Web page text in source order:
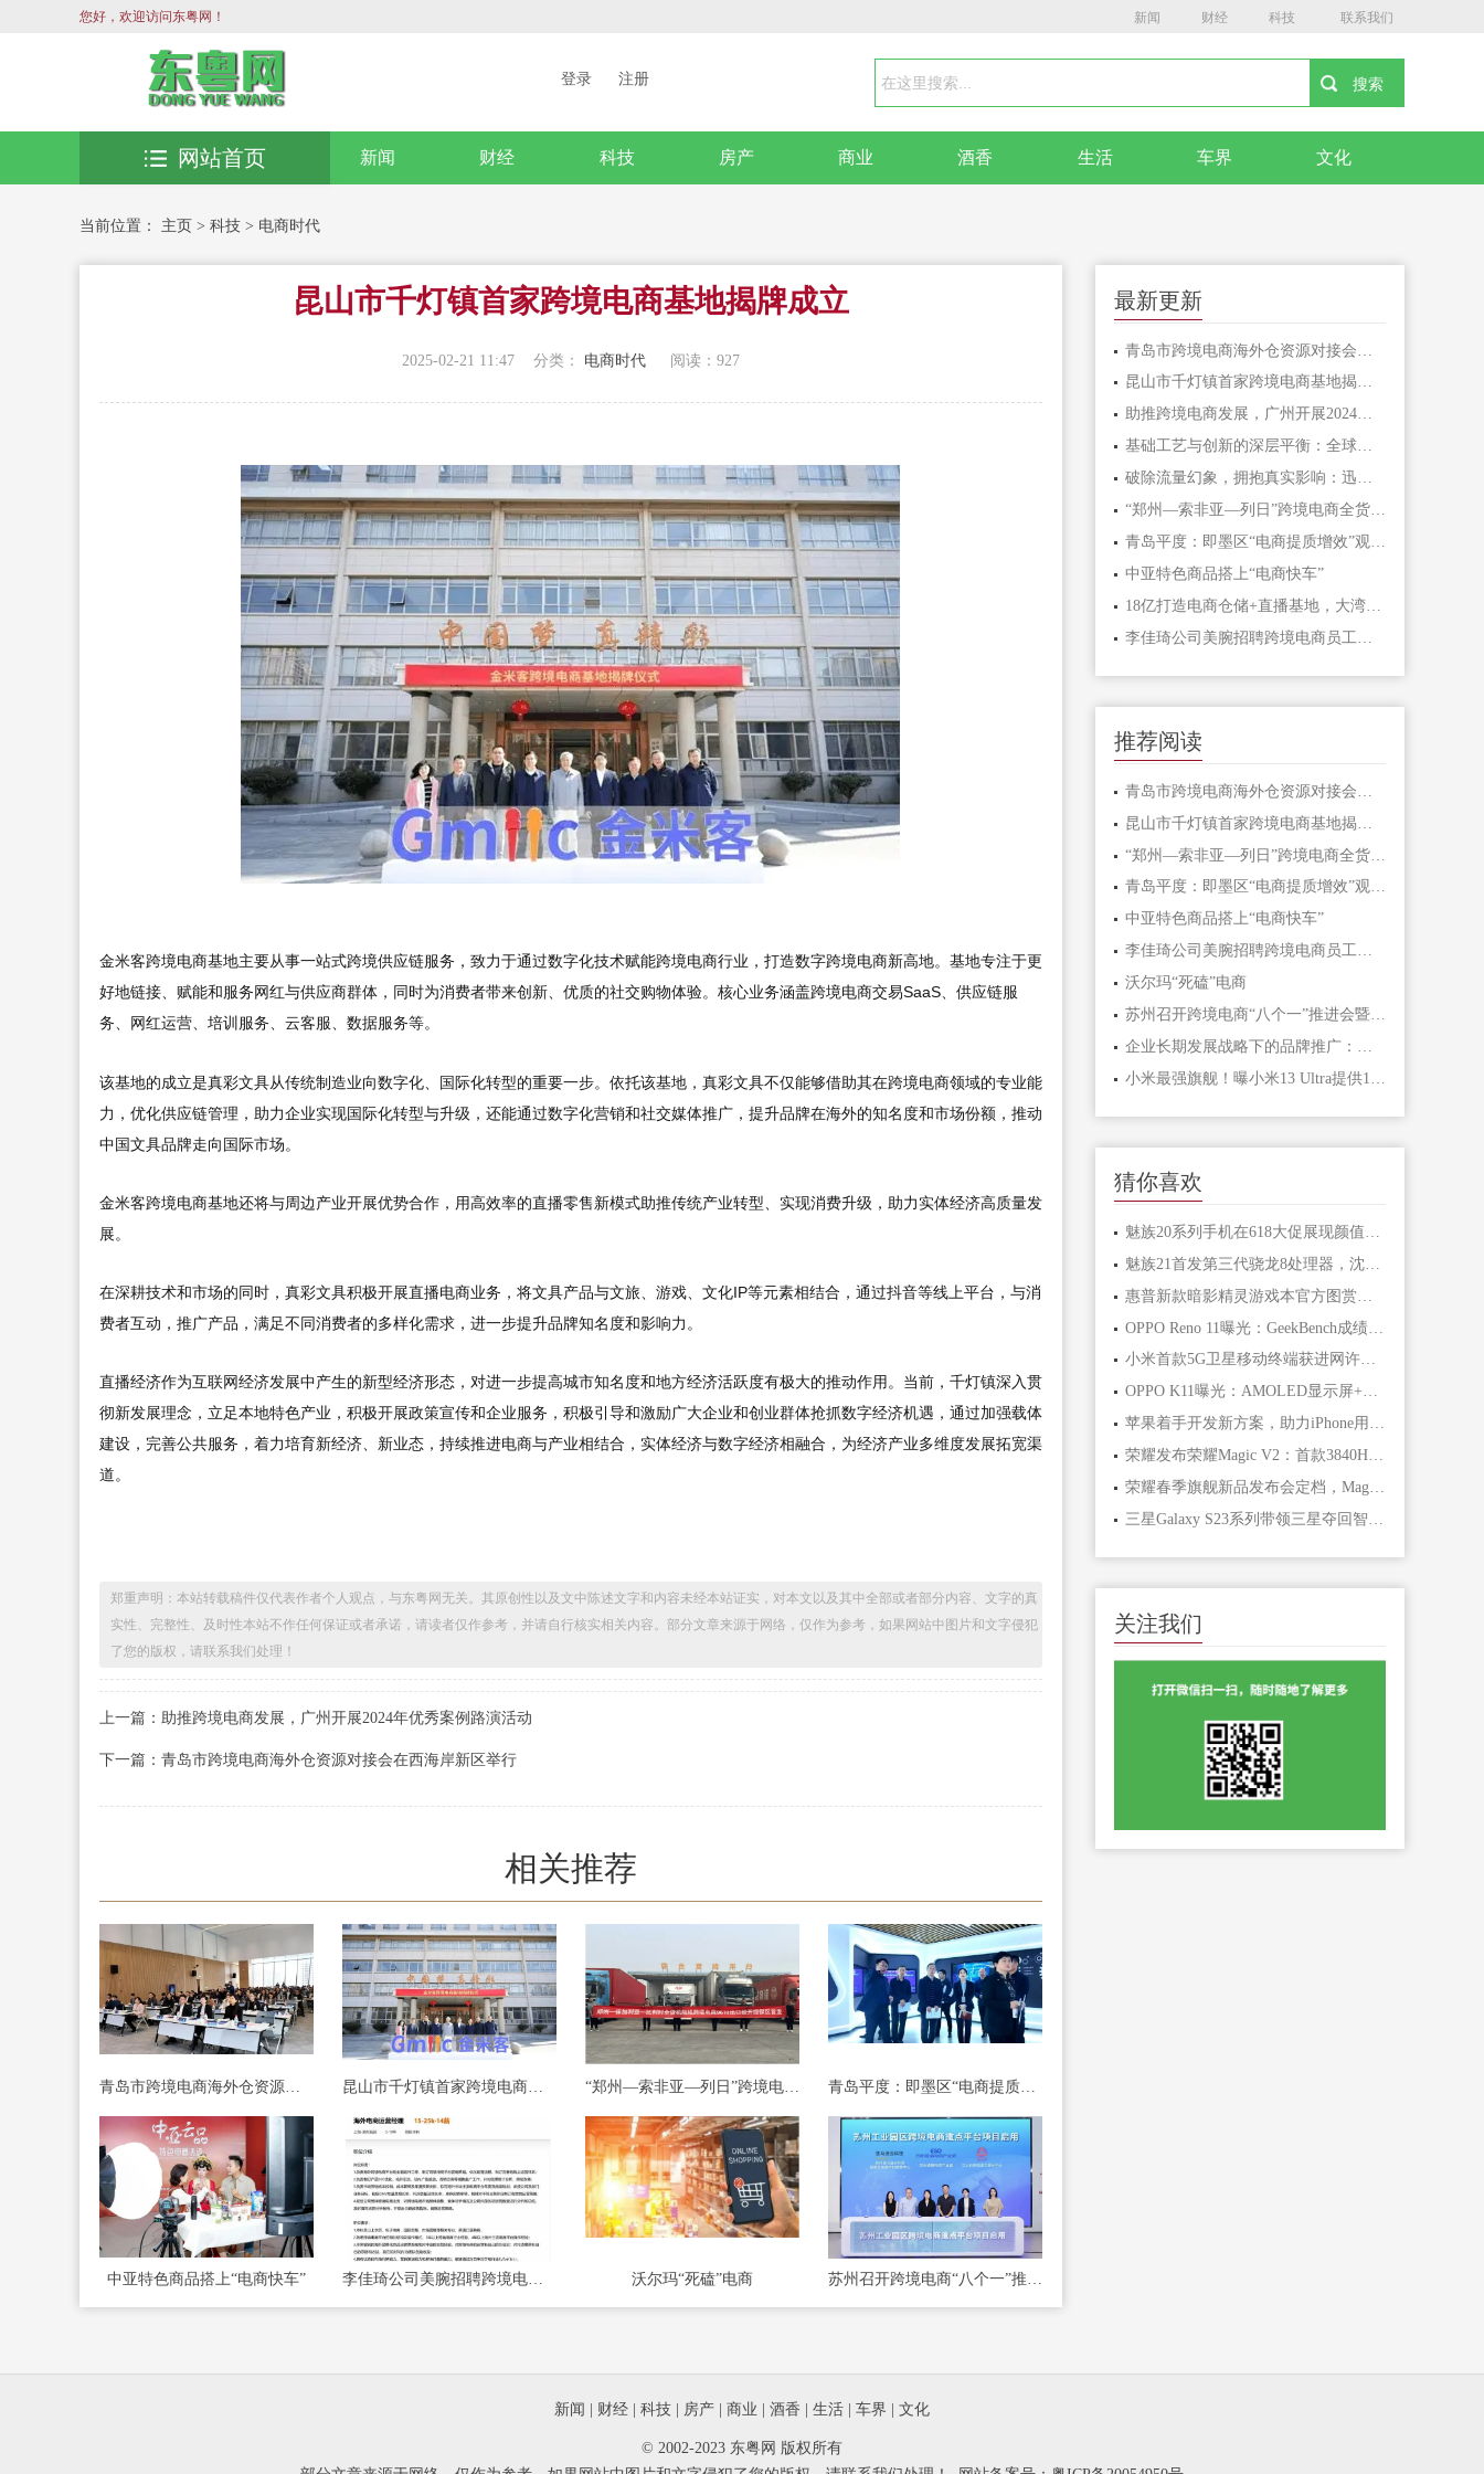
您好，欢迎访问东粤网！ 新闻 财经 科技 联系我们
登录 注册
新闻 财经 科技 房产 商业 酒香 生活 车界 文化
网站首页
当前位置： 主页 > 科技 > 电商时代
昆山市千灯镇首家跨境电商基地揭牌成立
2025-02-21 11:47 分类： 电商时代 阅读： 927
金米客跨境电商基地主要从事一站式跨境供应链服务，致力于通过数字化技术赋能跨境电商行业，打造数字跨境电商新高地。基地专注于更
好地链接、赋能和服务网红与供应商群体，同时为消费者带来创新、优质的社交购物体验。核心业务涵盖跨境电商交易SaaS、供应链服
务、网红运营、培训服务、云客服、数据服务等。
该基地的成立是真彩文具从传统制造业向数字化、国际化转型的重要一步。依托该基地，真彩文具不仅能够借助其在跨境电商领域的专业能
力，优化供应链管理，助力企业实现国际化转型与升级，还能通过数字化营销和社交媒体推广，提升品牌在海外的知名度和市场份额，推动
中国文具品牌走向国际市场。
金米客跨境电商基地还将与周边产业开展优势合作，用高效率的直播零售新模式助推传统产业转型、实现消费升级，助力实体经济高质量发
展。
在深耕技术和市场的同时，真彩文具积极开展直播电商业务，将文具产品与文旅、游戏、文化IP等元素相结合，通过抖音等线上平台，与消
费者互动，推广产品，满足不同消费者的多样化需求，进一步提升品牌知名度和影响力。
直播经济作为互联网经济发展中产生的新型经济形态，对进一步提高城市知名度和地方经济活跃度有极大的推动作用。当前，千灯镇深入贯
彻新发展理念，立足本地特色产业，积极开展政策宣传和企业服务，积极引导和激励广大企业和创业群体抢抓数字经济机遇，通过加强载体
建设，完善公共服务，着力培育新经济、新业态，持续推进电商与产业相结合，实体经济与数字经济相融合，为经济产业多维度发展拓宽渠
道。
郑重声明：本站转载稿件仅代表作者个人观点，与东粤网无关。其原创性以及文中陈述文字和内容未经本站证实，对本文以及其中全部或者部分内容、文字的真
实性、完整性、及时性本站不作任何保证或者承诺，请读者仅作参考，并请自行核实相关内容。部分文章来源于网络，仅作为参考，如果网站中图片和文字侵犯
了您的版权，请联系我们处理！
上一篇：助推跨境电商发展，广州开展2024年优秀案例路演活动
下一篇：青岛市跨境电商海外仓资源对接会在西海岸新区举行
相关推荐
青岛市跨境电商海外仓资源对接会在西海岸新区举行 昆山市千灯镇首家跨境电商基地揭牌成立 “郑州—索非亚—列日”跨境电商全货机航线今日开通 青岛平度：即墨区“电商提质增效”观摩团莅临金蟾数智产业园交流学习
中亚特色商品搭上“电商快车” 李佳琦公司美腕招聘跨境电商员工，外语要求英语，回应了 沃尔玛“死磕”电商
最新更新
昆山市千灯镇首家跨境电商基地揭牌成立
助推跨境电商发展，广州开展2024年优秀案例路演活动
基础工艺与创新的深层平衡：全球服装市场的再思考与长期发展
破除流量幻象，拥抱真实影响：迅腾文化护航品牌从流量驱动到信息为先
“郑州—索非亚—列日”跨境电商全货机航线今日开通
青岛平度：即墨区“电商提质增效”观摩团莅临金蟾数智产业园交流学习
中亚特色商品搭上“电商快车”
18亿打造电商仓储+直播基地，大湾区库存交易中心落户厚街
推荐阅读
“郑州—索非亚—列日”跨境电商全货机航线今日开通
青岛平度：即墨区“电商提质增效”观摩团莅临金蟾数智产业园交流学习
中亚特色商品搭上“电商快车”
李佳琦公司美腕招聘跨境电商员工，外语要求英语，回应了
沃尔玛“死磕”电商
苏州召开跨境电商“八个一”推进会暨苏州工业园区跨境电商发展大会
企业长期发展战略下的品牌推广：市场扩张与战略实施的关键驱动力
猜你喜欢
​魅族21首发第三代骁龙8处理器，沈子瑜微博预热引关注
惠普新款暗影精灵游戏本官方图赏：13 代酷睿 HX + RTX 40，QHD 240Hz 屏
OPPO Reno 11曝光：GeekBench成绩揭秘！
小米首款5G卫星移动终端获进网许可，折叠屏手机或同步搭载卫星通信功能
OPPO K11曝光：AMOLED显示屏+强悍配置
苹果着手开发新方案，助力iPhone用户轻松迁移数据至安卓手机
荣耀发布荣耀Magic V2：首款3840Hz超高频PWM调光手机
荣耀春季旗舰新品发布会定档，Magic6至臻版与保时捷设计RSR版即将震撼登场
三星Galaxy S23系列带领三星夺回智能手机市场领先地位
关注我们
新闻 财经 科技 房产 商业 酒香 生活 车界 文化
© 2002-2023 东粤网 版权所有